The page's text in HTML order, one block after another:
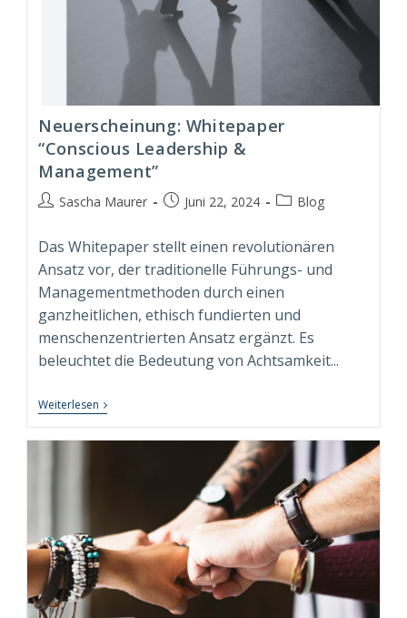
Neuerscheinung: Whitepaper
“Conscious Leadership &
Management”
Beitrags-
Sascha Maurer
BeitragJuni 22, 2024
Beitrags-
Blog
Das Whitepaper stellt einen revolutionären
Ansatz vor, der traditionelle Führungs- und
Managementmethoden durch einen
ganzheitlichen, ethisch fundierten und
menschenzentrierten Ansatz ergänzt. Es
beleuchtet die Bedeutung von Achtsamkeit...
Weiterlesen Neuerscheinung:
Whitepaper